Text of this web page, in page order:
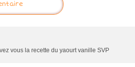
vous la recette du yaourt vanille SVP